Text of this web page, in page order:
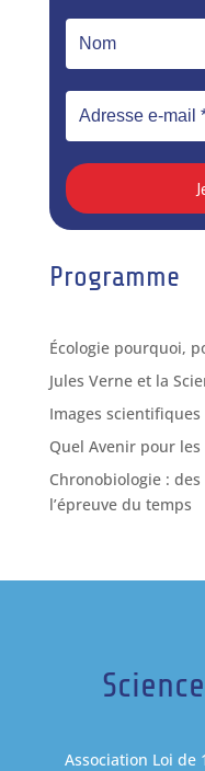
Programme
Écologie pourquoi,
Jules Verne et la
Images scientifiques
Quel Avenir pour
Chronobiologie :
l’épreuve du temps
Association Loi de